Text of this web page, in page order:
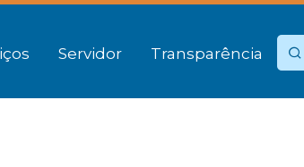
Servidor Transparência